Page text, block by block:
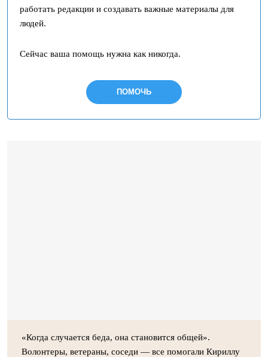
работать редакции и создавать важные материалы для
людей.
Сейчас ваша помощь нужна как никогда.
ПОМОЧЬ
«Когда случается беда, она становится общей».
Волонтеры, ветераны, соседи — все помогали Кириллу